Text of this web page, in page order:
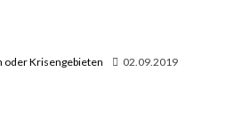
oder Krisengebieten 02.09.2019